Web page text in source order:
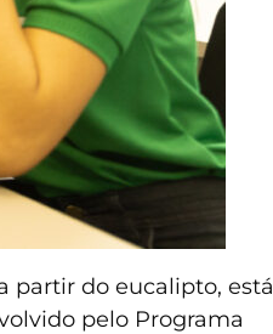
partir do eucalipto, está
pelo Programa